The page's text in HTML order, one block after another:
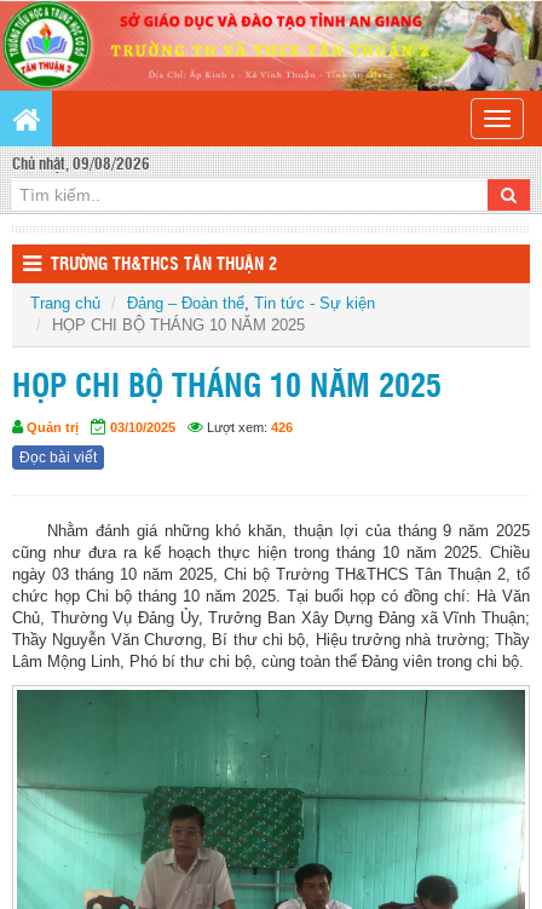
Toggle
Chủ nhật, 09/08/2026
TRƯỜNG TH&THCS TÂN THUẬN 2
Trang chủ Đảng – Đoàn thể Tin tức - Sự kiện
HỌP CHI BỘ THÁNG 10 NĂM 2025
HỌP CHI BỘ THÁNG 10 NĂM 2025
Quản trị 03/10/2025 Lượt xem: 426
Đọc bài viết
Nhằm đánh giá những khó khăn, thuận lợi của tháng 9 năm 2025
cũng như đưa ra kế hoạch thực hiện trong tháng 10 năm 2025. Chiều
ngày 03 tháng 10 năm 2025, Chi bộ Trường TH&THCS Tân Thuận 2, tổ
chức họp Chi bộ tháng 10 năm 2025. Tại buổi họp có đồng chí: Hà Văn
Chủ, Thường Vụ Đảng Ủy, Trưởng Ban Xây Dựng Đảng xã Vĩnh Thuận;
Thầy Nguyễn Văn Chương, Bí thư chi bộ, Hiệu trưởng nhà trường; Thầy
Lâm Mộng Linh, Phó bí thư chi bộ, cùng toàn thể Đảng viên trong chi bộ.